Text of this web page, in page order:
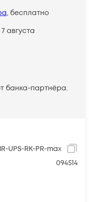
UPS-RK-PR-max
094514
, бесплатно
7 августа
банка-партнёра.